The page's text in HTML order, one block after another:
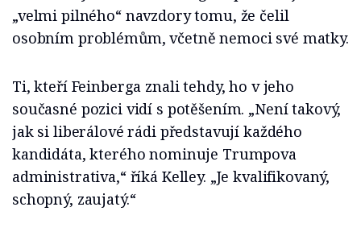
„velmi pilného“ navzdory tomu, že čelil
osobním problémům, včetně nemoci své matky.
Ti, kteří Feinberga znali tehdy, ho v jeho
současné pozici vidí s potěšením. „Není takový,
jak si liberálové rádi představují každého
kandidáta, kterého nominuje Trumpova
administrativa,“ říká Kelley. „Je kvalifikovaný,
schopný, zaujatý.“